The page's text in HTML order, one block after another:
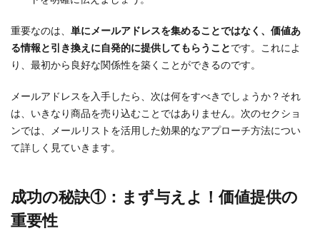
重要なのは、 単にメールアドレスを集めることではなく、価値あ
る情報と引き換えに自発的に提供してもらうことです。これによ
り、最初から良好な関係性を築くことができるのです。
メールアドレスを入手したら、次は何をすべきでしょうか？それ
は、いきなり商品を売り込むことではありません。次のセクショ
ンでは、メールリストを活用した効果的なアプローチ方法につい
て詳しく見ていきます。
成功の秘訣①：まず与えよ！価値提供の
重要性